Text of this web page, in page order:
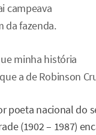
campeava
da fazenda.
minha história
a de Robinson
poeta nacional do
(1902 – 1987)